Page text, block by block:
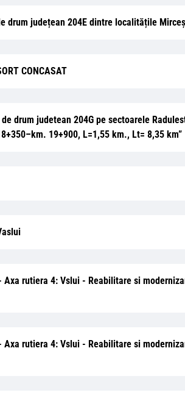
județean 204E dintre localitățile
CONCASAT
drum judetean 204G pe sectoarele
19+900, L=1,55 km., Lt= 8,35 km”
rutiera 4: Vslui - Reabilitare si
rutiera 4: Vslui - Reabilitare si